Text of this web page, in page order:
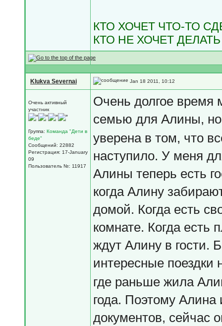
КТО ХОЧЕТ ЧТО-ТО
КТО НЕ ХОЧЕТ
Klukva Severnai Jan 18 2011, 10:12
Очень активный
участник
Группа: Команда "Дети в
беде"
Сообщений: 22882
Регистрация: 17-January
09
Пользователь №: 11917
Очень долгое время
семью для Алины,
уверена в том, что
наступило. У меня
Алины теперь есть
когда Алину
домой. Когда есть
комнате. Когда есть
ждут Алину в гости.
интересные поездки
где раньше жила
года. Поэтому Алина
документов, сейчас